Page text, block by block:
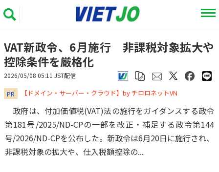
VAT新政令、6月施行 非課税対象拡大や
控除条件を厳格化
2026/05/08 05:11 JST配信
PR ​​​​​​​【ドメイン・サーバー・クラウド】by チロロネットVN
政府は、付加価値税(VAT)法の施行をガイダンスする政令
第181号/2025/ND-CPの一部を改正・補足する政令第144
号/2026/ND-CPを公布した。新政令は6月20日に施行され、
非課税対象の拡大や、仕入税額控除の...